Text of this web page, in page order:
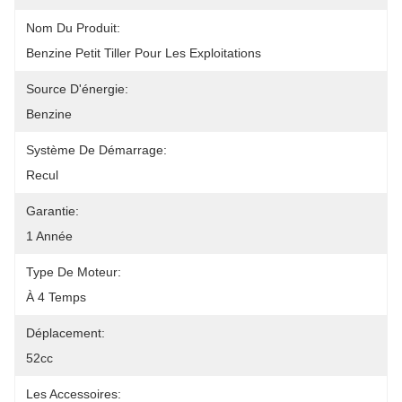
Nom Du Produit:
Benzine Petit Tiller Pour Les Exploitations
Source D'énergie:
Benzine
Système De Démarrage:
Recul
Garantie:
1 Année
Type De Moteur:
À 4 Temps
Déplacement:
52cc
Les Accessoires: